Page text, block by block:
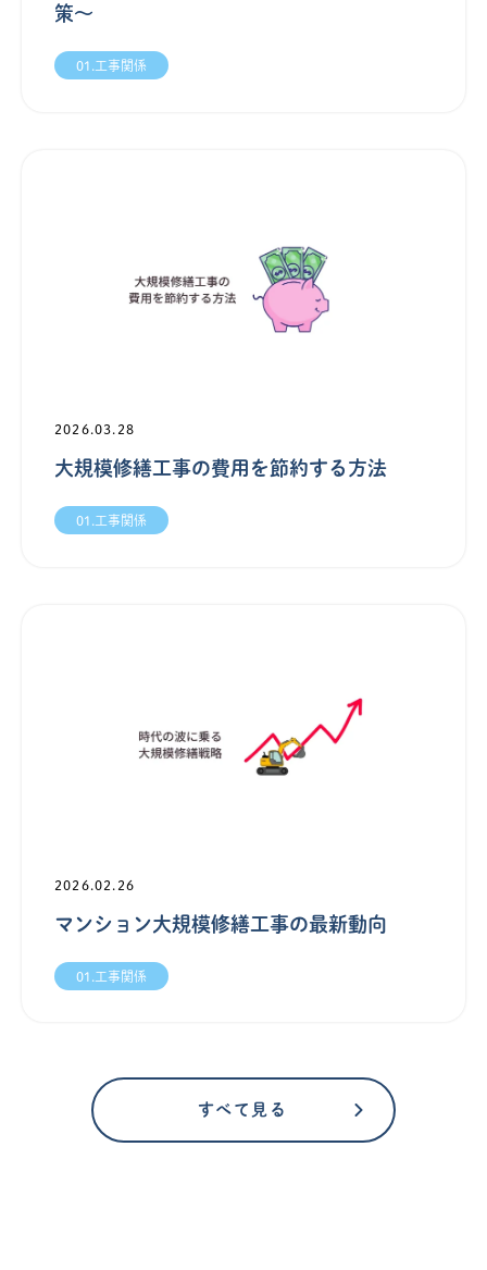
策〜
01.工事関係
2026.03.28
大規模修繕工事の費用を節約する方法
01.工事関係
2026.02.26
マンション大規模修繕工事の最新動向
01.工事関係
すべて見る